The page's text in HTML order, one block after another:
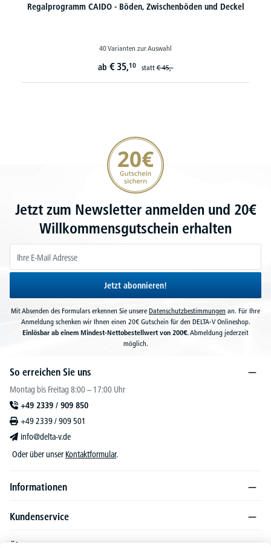
Regalprogramm CAIDO - Böden, Zwischenböden und Deckel
40 Varianten zur Auswahl
ab € 35,10 statt€ 45,-
20€ Gutschein sichern
Jetzt zum Newsletter anmelden und 20€
Willkommensgutschein erhalten
Jetzt abonnieren!
Mit Absenden des Formulars erkennen Sie unsere Datenschutzbestimmungen an. Für Ihre
Anmeldung schenken wir Ihnen einen 20€ Gutschein für den DELTA-V Onlineshop.
Einlösbar ab einem Mindest-Nettobestellwert von 200€.Abmeldung jederzeit
möglich.
So erreichen Sie uns
Montag bis Freitag 8:00 – 17:00 Uhr
+49 2339 / 909 850
+49 2339 / 909 501
info@delta-v.de
Oder über unser Kontaktformular.
Informationen
Kundenservice